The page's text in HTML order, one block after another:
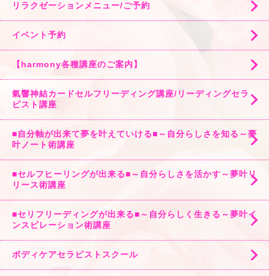
リラクゼーションメニュー/ご予約
イベント予約
【harmony各種講座のご案内】
氣響神結カードセルフリーディング講座/リーディングセラ
ピスト講座
■自分軸が出来て夢を叶えていける■～自分らしさを知る～夢
叶ノート術講座
■セルフヒーリングが出来る■～自分らしさを活かす～夢叶リ
リース術講座
■セリフリーディングが出来る■～自分らしく生きる～夢叶イ
ンスピレーション術講座
ボディケアセラピストスクール